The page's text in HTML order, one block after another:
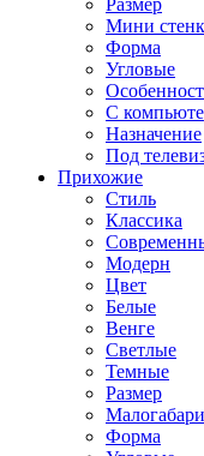
Размер
Мини
Форма
Угловые
С
Назначение
Под
Прихожие
Стиль
Классика
Модерн
Цвет
Белые
Венге
Светлые
Темные
Размер
Форма